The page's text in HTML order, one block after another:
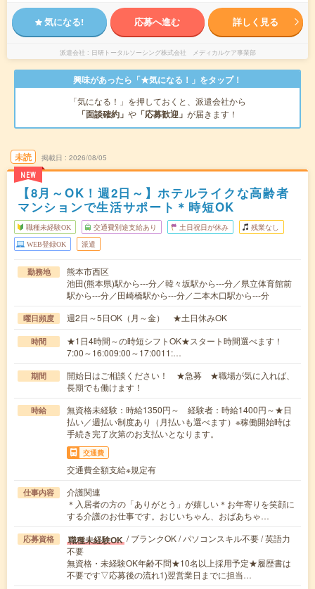
気になる! 応募へ進む 詳しく見る
派遣会社 日研トータルソーシング株式会社 メディカルケア事業部
興味があったら「★気になる！」をタップ！
「気になる！」を押しておくと、派遣会社から
「面談確約」 や 「応募歓迎」 が届きます！
未読
NEW
掲載日 2026/08/05
【8月～OK！週2日～】ホテルライクな高齢者
マンションで生活サポート＊時短OK
職種未経験OK 交通費別途支給あり 土日祝日が休み 残業なし
WEB登録OK 派遣
勤務地
熊本市西区
池田(熊本県)駅から---分／韓々坂駅から---分／県立体育館前
駅から---分／田崎橋駅から---分／二本木口駅から---分
曜日頻度 週2日～5日OK（月～金） ★土日休みOK
時間
★1日4時間～の時短シフトOK★スタート時間選べます！
7:00～16:009:00～17:0011:…
期間
開始日はご相談ください！ ★急募 ★職場が気に入れば、
長期でも働けます！
時給
無資格未経験：時給1350円～ 経験者：時給1400円～★日
払い／週払い制度あり（月払いも選べます）※稼働開始時は
手続き完了次第のお支払いとなります。
交通費
交通費全額支給※規定有
仕事内容
介護関連
＊入居者の方の「ありがとう」が嬉しい＊お年寄りを笑顔に
する介護のお仕事です。おじいちゃん、おばあちゃ…
応募資格 職種未経験OK / ブランクOK / パソコンスキル不要 / 英語力
不要
無資格・未経験OK年齢不問★10名以上採用予定★履歴書は
不要です▽応募後の流れ1)翌営業日までに担当…